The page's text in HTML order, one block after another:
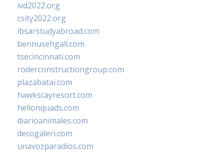
ivd2022.org
csity2022.org
ibsarstudyabroad.com
bennusehgall.com
tsecincinnati.com
roderconstructiongroup.com
plazabatai.com
hawkscayresort.com
hellonquads.com
diarioanimales.com
decogaleri.com
unavozparadios.com